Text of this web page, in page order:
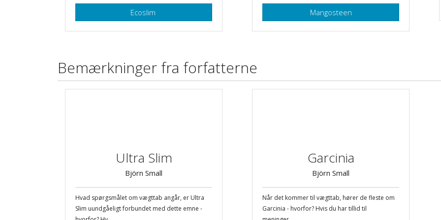
Ecoslim Mangosteen
Bemærkninger fra forfatterne
Ultra Slim
Björn Small
Hvad spørgsmålet om vægttab angår, er Ultra
Slim uundgåeligt forbundet med dette emne -
Garcinia
Björn Small
Når det kommer til vægttab, hører de fleste om
Garcinia - hvorfor? Hvis du har tillid til